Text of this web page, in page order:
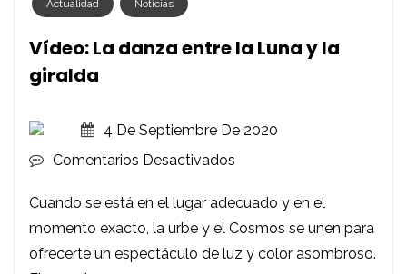
Actualidad Noticias
Vídeo: La danza entre la Luna y la
giralda
4 De Septiembre De 2020
Comentarios Desactivados
La
Danza
Entre
Cuando se está en el lugar adecuado y en el
momento exacto, la urbe y el Cosmos se unen para
ofrecerte un espectáculo de luz y color asombroso.